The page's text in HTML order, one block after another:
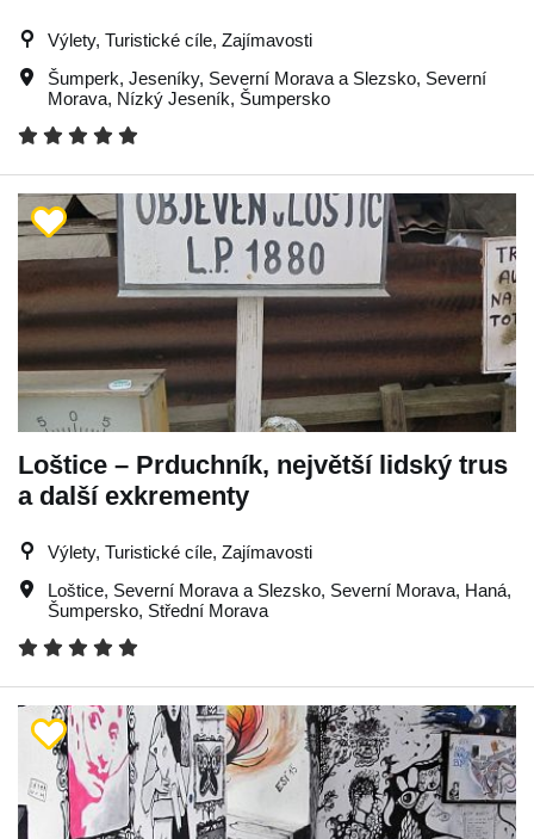
Výlety, Turistické cíle, Zajímavosti
Šumperk, Jeseníky, Severní Morava a Slezsko, Severní
Morava, Nízký Jeseník, Šumpersko
Loštice – Prduchník, největší lidský trus
a další exkrementy
Výlety, Turistické cíle, Zajímavosti
Loštice, Severní Morava a Slezsko, Severní Morava, Haná,
Šumpersko, Střední Morava